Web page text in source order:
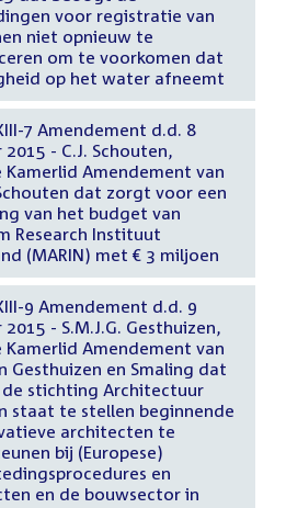
voor registratie van
niet opnieuw te
om te voorkomen dat
op het water afneemt
7 Amendement d.d. 8
- C.J. Schouten,
Kamerlid Amendement van
dat zorgt voor een
van het budget van
Research Instituut
(MARIN) met € 3 miljoen
9 Amendement d.d. 9
- S.M.J.G. Gesthuizen,
Kamerlid Amendement van
Gesthuizen en Smaling dat
stichting Architectuur
staat te stellen beginnende
architecten te
bij (Europese)
en
en de bouwsector in